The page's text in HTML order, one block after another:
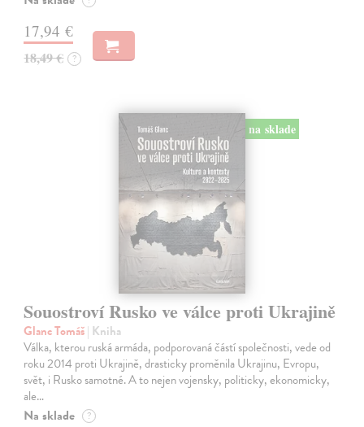
17,94 €
18,49 € ?
na sklade
Souostroví Rusko ve válce proti Ukrajině
Glanc Tomáš| Kniha
Válka, kterou ruská armáda, podporovaná částí společnosti, vede od
roku 2014 proti Ukrajině, drasticky proměnila Ukrajinu, Evropu,
svět, i Rusko samotné. A to nejen vojensky, politicky, ekonomicky,
ale…
Na sklade ?